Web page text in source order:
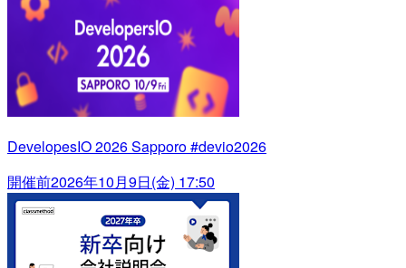
DevelopesIO 2026 Sapporo #devio2026
開催前2026年10月9日(金) 17:50